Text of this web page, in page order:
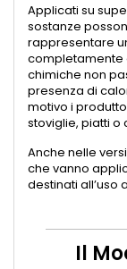
Applicati su
sostanze
rappresentare
completamente
chimiche non
presenza di
motivo i
stoviglie, piatti o
Anche nelle
che vanno
destinati all’uso
Il